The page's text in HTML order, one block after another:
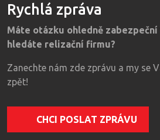
Rychlá zpráva
Máte otázku ohledně
hledáte relizační firmu?
Zanechte nám zde zprávu a my se
zpět!
CHCI POSLAT ZPRÁVU